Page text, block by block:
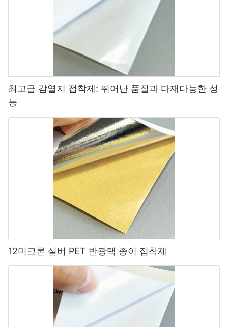
최고급 감열지 접착제: 뛰어난 품질과 다재다능한 성
능
12미크론 실버 PET 반광택 종이 접착제